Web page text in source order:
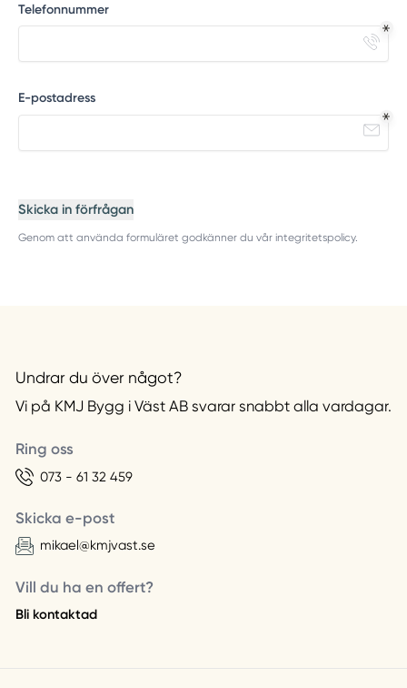
Telefonnummer
E-postadress
Skicka in förfrågan
Genom att använda formuläret godkänner du vår integritetspolicy.
Undrar du över något?
Vi på KMJ Bygg i Väst AB svarar snabbt alla vardagar.
Ring oss
073 - 61 32 459
Skicka e-post
mikael@kmjvast.se
Vill du ha en offert?
Bli kontaktad